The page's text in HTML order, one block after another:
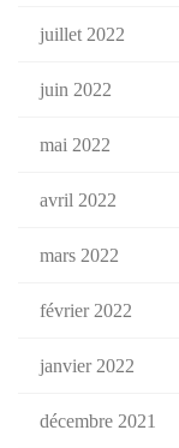
juillet 2022
juin 2022
mai 2022
avril 2022
mars 2022
février 2022
janvier 2022
décembre 2021